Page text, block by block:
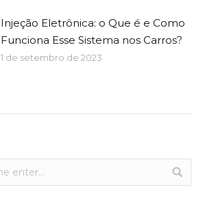
Injeção Eletrônica: o Que é e Como
Funciona Esse Sistema nos Carros?
1 de setembro de 2023